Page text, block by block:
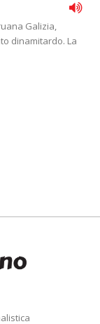
Galizia,
dinamitardo. La